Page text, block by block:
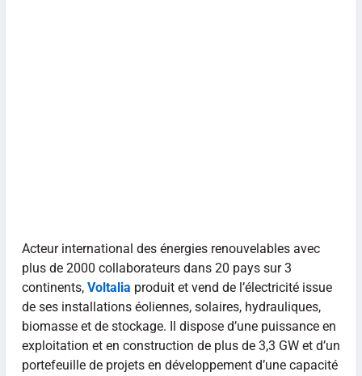
Acteur international des énergies renouvelables avec
plus de 2000 collaborateurs dans 20 pays sur 3
continents, Voltalia produit et vend de l’électricité issue
de ses installations éoliennes, solaires, hydrauliques,
biomasse et de stockage. Il dispose d’une puissance en
exploitation et en construction de plus de 3,3 GW et d’un
portefeuille de projets en développement d’une capacité